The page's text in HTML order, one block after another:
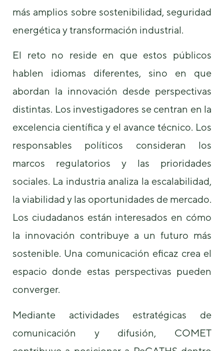
más amplios sobre sostenibilidad, seguridad
energética y transformación industrial.
El reto no reside en que estos públicos
hablen idiomas diferentes, sino en que
abordan la innovación desde perspectivas
distintas. Los investigadores se centran en la
excelencia científica y el avance técnico. Los
responsables políticos consideran los
marcos regulatorios y las prioridades
sociales. La industria analiza la escalabilidad,
la viabilidad y las oportunidades de mercado.
Los ciudadanos están interesados ​​en cómo
la innovación contribuye a un futuro más
sostenible. Una comunicación eficaz crea el
espacio donde estas perspectivas pueden
converger.
Mediante actividades estratégicas de
comunicación y difusión, COMET